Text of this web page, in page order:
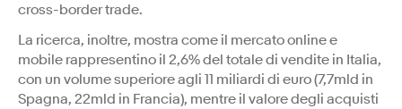
cross-border trade.
La ricerca, inoltre, mostra come il mercato online e
mobile rappresentino il 2,6% del totale di vendite in Italia,
con un volume superiore agli 11 miliardi di euro (7,7mld in
Spagna, 22mld in Francia), mentre il valore degli acquisti